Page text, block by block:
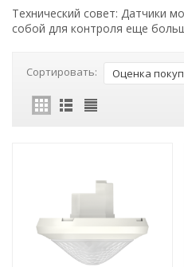
Технический совет: Датчики
собой для контроля еще
Сортировать: Оценка